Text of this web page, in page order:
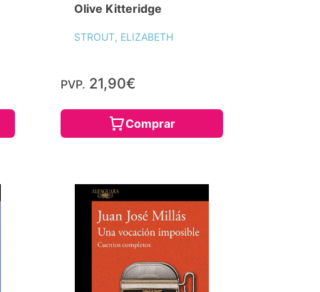
Olive Kitteridge
STROUT, ELIZABETH
PVP. 21,90€
Comprar